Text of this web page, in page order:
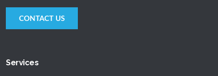
CONTACT US
Services